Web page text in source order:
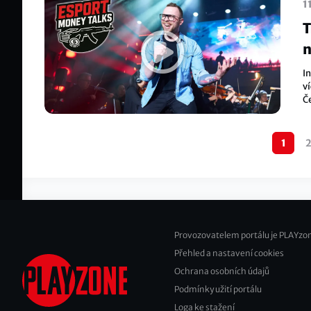
1 2
Footer
2
Provozovatelem portálu je
Přehled a nastavení cookies
Ochrana osobních údajů
Podmínky užití portálu
Loga ke stažení